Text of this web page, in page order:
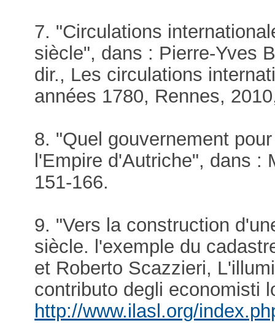
7. "Circulations
siècle", dans : Pierre-Yves
dir., Les circulations
années 1780, Rennes,
8. "Quel gouvernement
l'Empire d'Autriche", dans :
151-166.
9. "Vers la construction
siècle. l'exemple du
et Roberto Scazzieri,
contributo degli economisti
http://www.ilasl.org/